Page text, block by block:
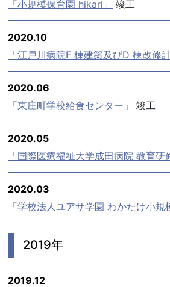
「小規模保育園 hikari」 竣工
2020.10
「江戸川病院F 棟建築及びD 棟改修計
2020.06
「東庄町学校給食センター」
竣工
2020.05
「国際医療福祉大学成田病院 教育研
2020.03
「学校法人ユアサ学園 わかたけ小規
2019年
2019.12